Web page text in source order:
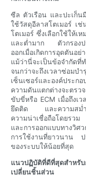
ซีล ตัวเรือน และปะเก็น
ใช้วัสดุอีลาสโตเมอร์ เ
โตเมอร์ ซึ่งเลือกใช้ให้เ
และต่ำมาก ตัวกรองปร
ออกเมื่อเกิดการอุดตันอ
แม้ว่านี่จะเป็นข้อจำกัดที่
จนกว่าจะถึงเวลาซ่อม
เซ็นเซอร์และองค์ประ
ความดันแตกต่างจะตรว
ขับขี่หรือ ECM เมื่อถึงเ
ยึดติด และความสม่ำเ
ความน่าเชื่อถือโดยรว
และการออกแบบทางวิศ
การใช้งานที่ยาวนาน
ของระบบให้น้อยที่สุด
แนวปฏิบัติที่ดีที่สุดสำหรั
เปลี่ยนชิ้นส่วน